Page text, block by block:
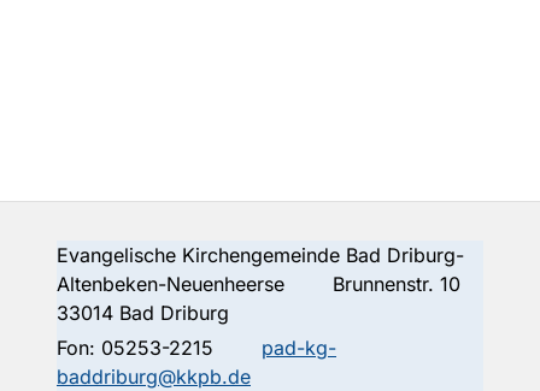
Evangelische Kirchengemeinde Bad Driburg-
Altenbeken-Neuenheerse Brunnenstr. 10
33014 Bad Driburg
Fon: 05253-2215
pad-kg-
baddriburg@kkpb.de